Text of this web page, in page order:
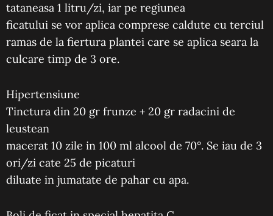
tataneasa 1 litru/zi, iar pe regiunea
ficatului se vor aplica comprese caldute cu terciul
ramas de la fiertura plantei care se aplica seara la
culcare timp de 3 ore.
Hipertensiune
Tinctura din 20 gr frunze + 20 gr radacini de
leustean
macerat 10 zile in 100 ml alcool de 70°. Se iau de 3
ori/zi cate 25 de picaturi
diluate in jumatate de pahar cu apa.